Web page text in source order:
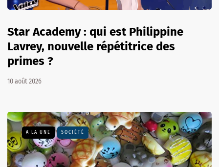
Star Academy : qui est Philippine
Lavrey, nouvelle répétitrice des
primes ?
10 août 2026
A LA UNE SOCIÉTÉ